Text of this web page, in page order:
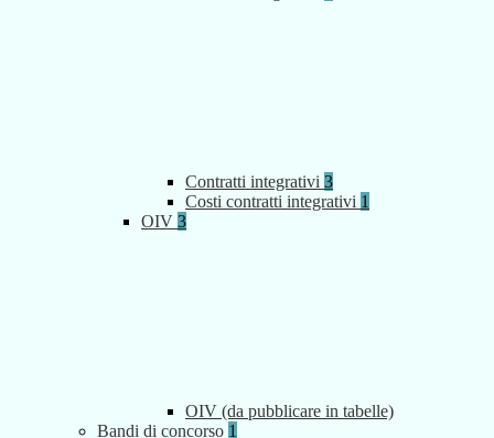
Contratti integrativi 3
Costi contratti integrativi 1
OIV 3
OIV (da pubblicare in tabelle)
Bandi di concorso 1